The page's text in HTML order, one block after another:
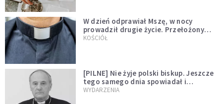
W dzień odprawiał Mszę, w nocy
prowadził drugie życie. Przełożony
kazał mu opuścić zakon
KOŚCIÓŁ
[PILNE] Nie żyje polski biskup. Jeszcze
tego samego dnia spowiadał i
sprawował Mszę świętą
WYDARZENIA